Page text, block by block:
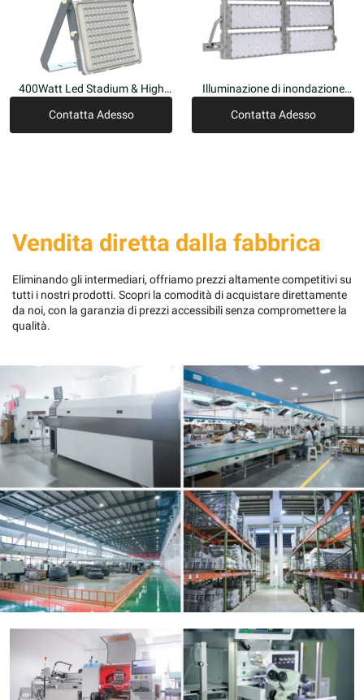
400Watt Led Stadium & High
110Lm/W
Contatta Adesso
Illuminazione di inondazione
Contatta Adesso
Vendita diretta dalla fabbrica
Eliminando gli intermediari, offriamo prezzi altamente competitivi su
tutti i nostri prodotti. Scopri la comodità di acquistare direttamente
da noi, con la garanzia di prezzi accessibili senza compromettere la
qualità.